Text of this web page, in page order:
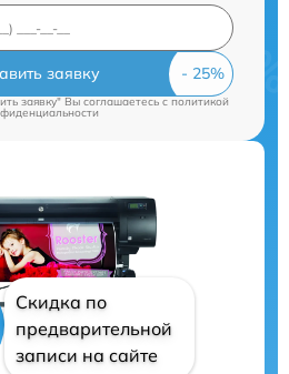
заявку
заявку" Вы соглашаетесь cполитикой
Скидка по
предварительной
записи на сайте